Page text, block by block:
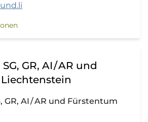
GR, AI / AR und
GR, AI / AR und Fürstentum